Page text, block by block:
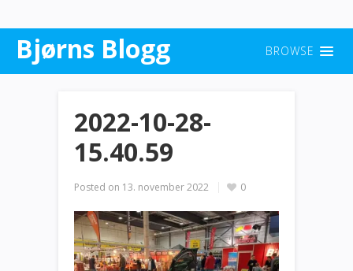
BROWSE
Bjørns Blogg
2022-10-28-
15.40.59
Posted on 13. november 2022 0